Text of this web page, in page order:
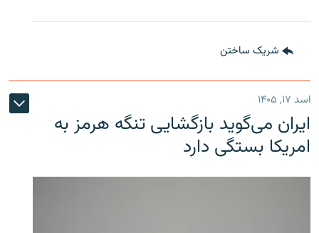
شریک ساختن
اسد ۱۷, ۱۴۰۵
ایران می‌گوید بازگشایی تنگه هرمز به
امریکا بستگی دارد